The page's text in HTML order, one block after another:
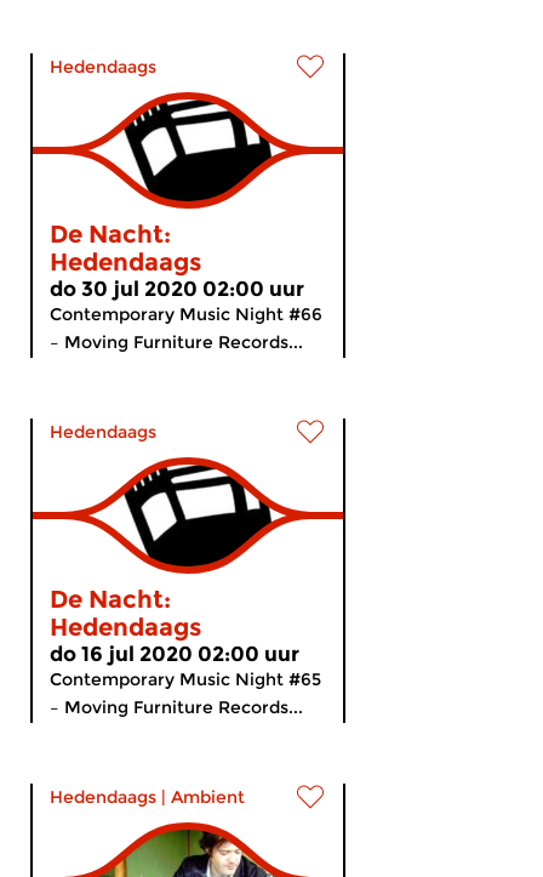
Hedendaags
De Nacht:
Hedendaags
do 30 jul 2020 02:00 uur
Contemporary Music Night #66
– Moving Furniture Records...
Hedendaags
De Nacht:
Hedendaags
do 16 jul 2020 02:00 uur
Contemporary Music Night #65
– Moving Furniture Records...
Hedendaags | Ambient